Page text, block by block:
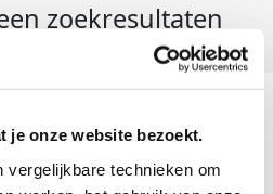
je onze website bezoekt.
vergelijkbare technieken om
zoekresultaten